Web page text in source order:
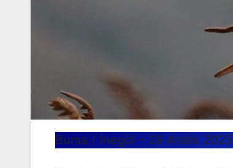
Bursa / İnegöl – 29 Aralık 2025